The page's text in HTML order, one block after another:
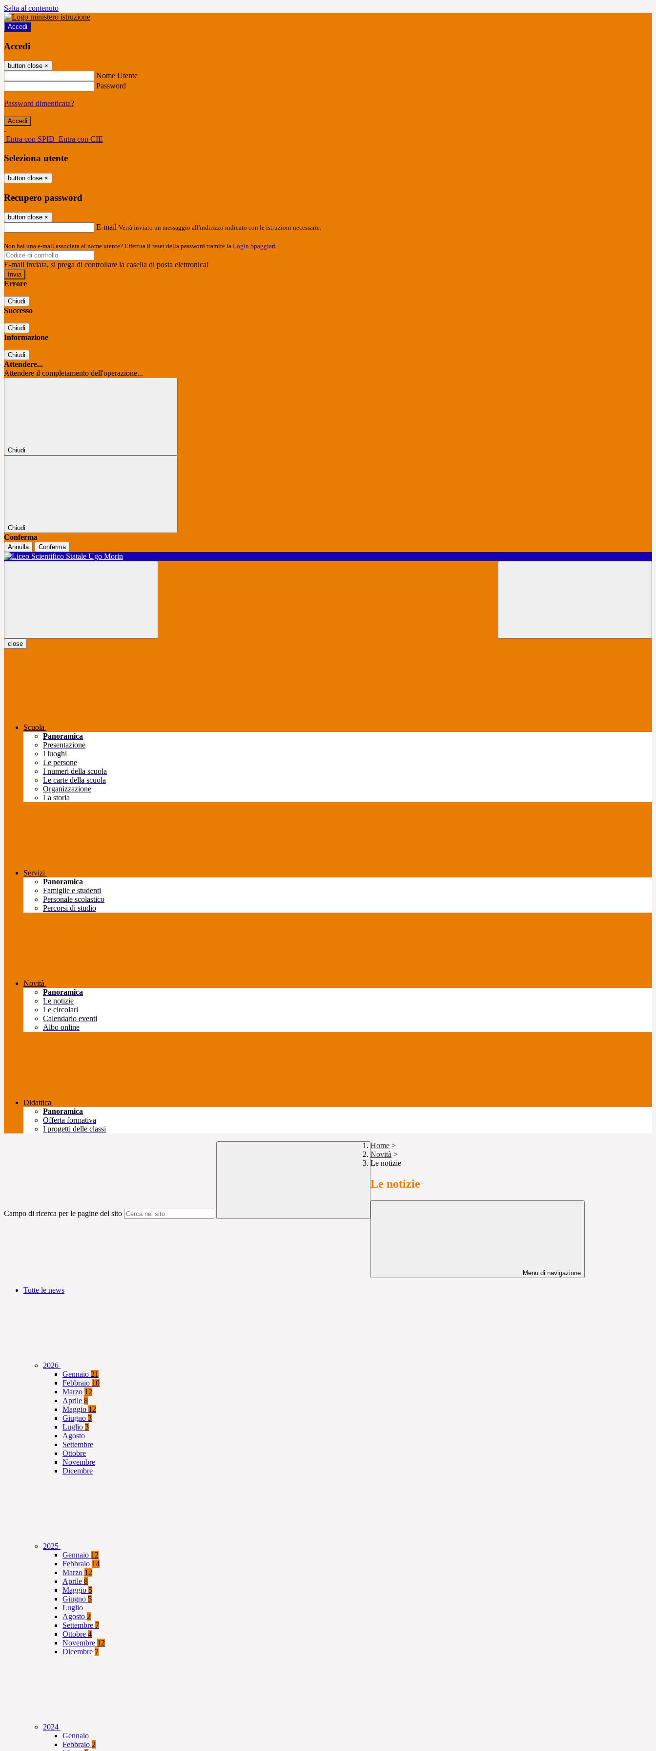
Salta al contenuto
Accedi
Accedi
button close ×
Nome Utente
Password
Password dimenticata?
-
Entra con SPID Entra con CIE
Seleziona utente
button close ×
Recupero password
button close ×
E-mail Verrà inviato un messaggio all'indirizzo indicato con le istruzioni necessarie.
Non hai una e-mail associata al nome utente? Effettua il reset della password tramite la Login Spaggiari
E-mail inviata, si prega di controllare la casella di posta elettronica!
Errore
Chiudi
Successo
Chiudi
Informazione
Chiudi
Attendere...
Attendere il completamento dell'operazione...
Chiudi
Chiudi
Conferma
Annulla Conferma
close
Scuola
Panoramica
Presentazione
I luoghi
Le persone
I numeri della scuola
Le carte della scuola
Organizzazione
La storia
Servizi
Panoramica
Famiglie e studenti
Personale scolastico
Percorsi di studio
Novità
Panoramica
Le notizie
Le circolari
Calendario eventi
Albo online
Didattica
Panoramica
Offerta formativa
I progetti delle classi
Campo di ricerca per le pagine del sito
Home >
Novità >
Le notizie
Le notizie
Menu di navigazione
Tutte le news
2026
Gennaio 21
Febbraio 10
Marzo 12
Aprile 8
Maggio 12
Giugno 3
Luglio 3
Agosto
Settembre
Ottobre
Novembre
Dicembre
2025
Gennaio 12
Febbraio 14
Marzo 12
Aprile 8
Maggio 5
Giugno 5
Luglio
Agosto 2
Settembre 7
Ottobre 4
Novembre 12
Dicembre 7
2024
Gennaio
Febbraio 2